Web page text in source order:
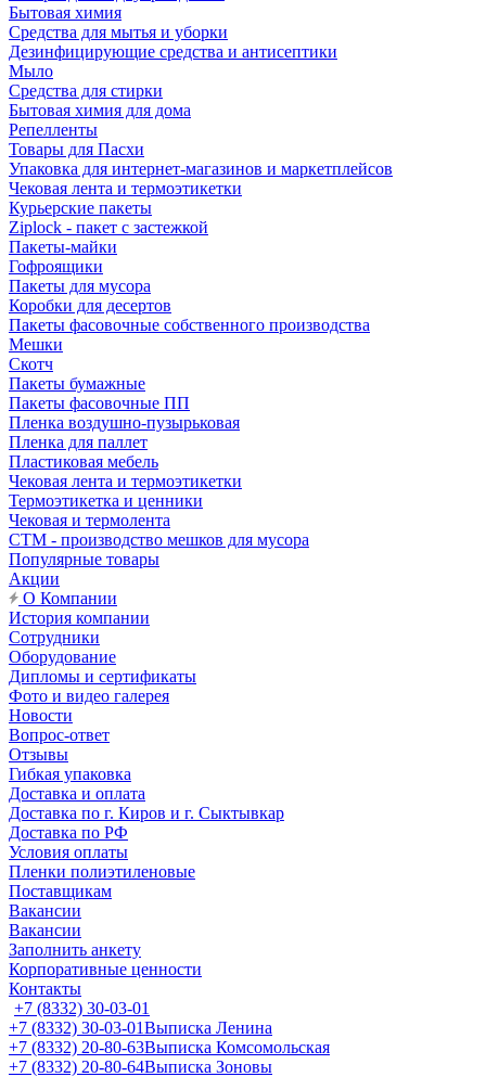
Бытовая химия
Средства для мытья и уборки
Дезинфицирующие средства и антисептики
Мыло
Средства для стирки
Бытовая химия для дома
Репелленты
Товары для Пасхи
Упаковка для интернет-магазинов и маркетплейсов
Чековая лента и термоэтикетки
Курьерские пакеты
Ziplock - пакет с застежкой
Пакеты-майки
Гофроящики
Пакеты для мусора
Коробки для десертов
Пакеты фасовочные собственного производства
Мешки
Скотч
Пакеты бумажные
Пакеты фасовочные ПП
Пленка воздушно-пузырьковая
Пленка для паллет
Пластиковая мебель
Чековая лента и термоэтикетки
Термоэтикетка и ценники
Чековая и термолента
СТМ - производство мешков для мусора
Популярные товары
Акции
О Компании
История компании
Сотрудники
Оборудование
Дипломы и сертификаты
Фото и видео галерея
Новости
Вопрос-ответ
Отзывы
Гибкая упаковка
Доставка и оплата
Доставка по г. Киров и г. Сыктывкар
Доставка по РФ
Условия оплаты
Пленки полиэтиленовые
Поставщикам
Вакансии
Вакансии
Заполнить анкету
Корпоративные ценности
Контакты
+7 (8332) 30-03-01
+7 (8332) 30-03-01Выписка Ленина
+7 (8332) 20-80-63Выписка Комсомольская
+7 (8332) 20-80-64Выписка Зоновы